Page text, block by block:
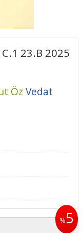
C.1 23.B 2025
Öz Vedat
%5